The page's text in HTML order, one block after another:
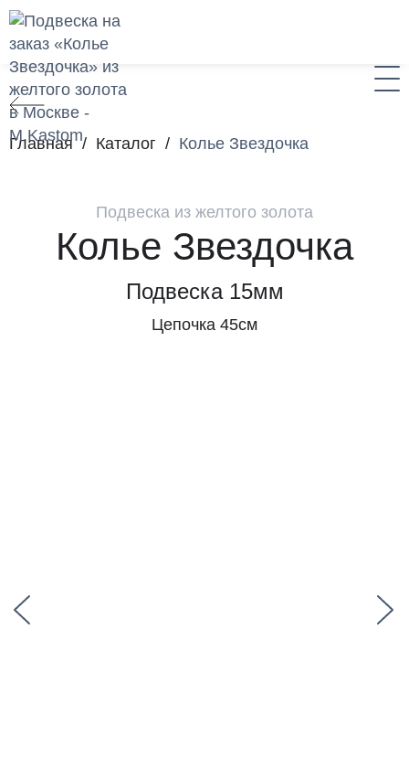
Главная / Каталог / Колье Звездочка
Подвеска из желтого золота
Колье Звездочка
Подвеска 15мм
Цепочка 45см